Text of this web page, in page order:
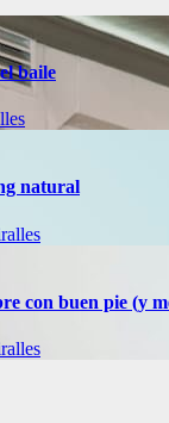
baile
natural
con buen pie (y